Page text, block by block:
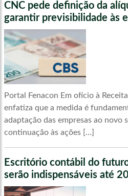
CNC pede definição da
garantir previsibilidade às
Portal Fenacon Em ofício à
enfatiza que a medida é
adaptação das empresas ao
continuação às ações […]
Escritório contábil do
serão indispensáveis até